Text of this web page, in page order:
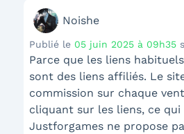
Noishe
Publié le 05 juin 2025 à 09h35
Parce que les liens
sont des liens affiliés. Le
commission sur chaque
cliquant sur les liens, ce
Justforgames ne propose